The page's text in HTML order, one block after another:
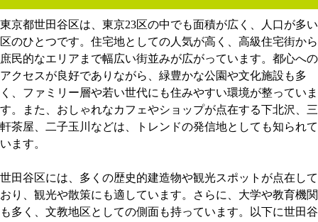
東京都世田谷区は、東京23区の中でも面積が広く、人口が多い
区のひとつです。住宅地としての人気が高く、高級住宅街から
庶民的なエリアまで幅広い街並みが広がっています。都心への
アクセスが良好でありながら、緑豊かな公園や文化施設も多
く、ファミリー層や若い世代にも住みやすい環境が整っていま
す。また、おしゃれなカフェやショップが点在する下北沢、三
軒茶屋、二子玉川などは、トレンドの発信地としても知られて
います。
世田谷区には、多くの歴史的建造物や観光スポットが点在して
おり、観光や散策にも適しています。さらに、大学や教育機関
も多く、文教地区としての側面も持っています。以下に世田谷